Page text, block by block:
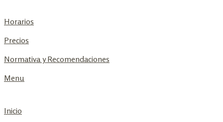
Horarios
Precios
Normativa y Recomendaciones
Menu
Inicio